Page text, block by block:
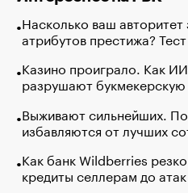
Насколько ваш авторитет
атрибутов престижа?
Казино проиграло. Как
разрушают
Выживают сильнейших.
избавляются от лучших
Как банк Wildberries
кредиты селлерам до